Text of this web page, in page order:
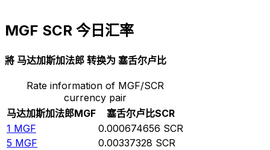
MGF SCR 今日汇率
將 马达加斯加法郎 转换为 塞舌尔卢比
Rate information of MGF/SCR
currency pair
马达加斯加法郎MGF 塞舌尔卢比SCR
1 MGF 0.000674656 SCR
5 MGF 0.00337328 SCR